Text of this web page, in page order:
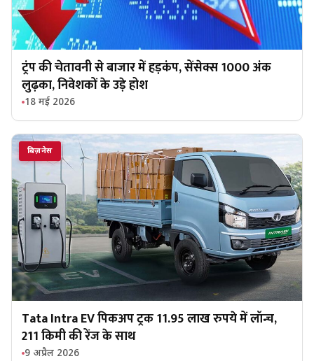
ट्रंप की चेतावनी से बाजार में हड़कंप, सेंसेक्स 1000 अंक
लुढ़का, निवेशकों के उड़े होश
18 मई 2026
बिज़नेस
Tata Intra EV पिकअप ट्रक 11.95 लाख रुपये में लॉन्च,
211 किमी की रेंज के साथ
9 अप्रैल 2026